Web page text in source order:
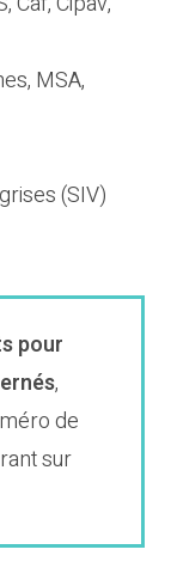
MSA,
(SIV)
pour
,
de
sur